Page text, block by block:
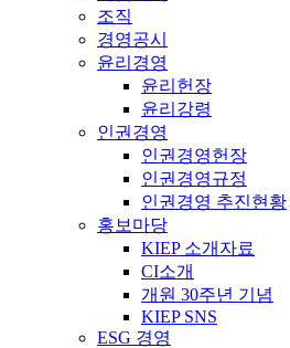
조직
경영공시
윤리경영
윤리헌장
윤리강령
인권경영
인권경영헌장
인권경영규정
인권경영 추진현황
홍보마당
KIEP 소개자료
CI소개
개원 30주년 기념
KIEP SNS
ESG 경영